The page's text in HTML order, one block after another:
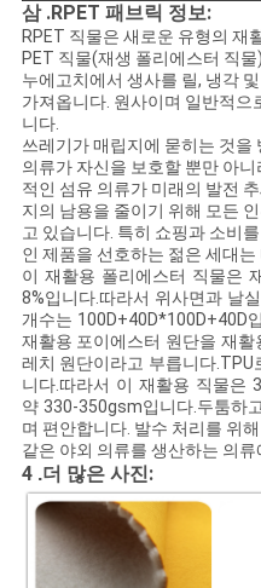
삼 .RPET 패브릭 정보:
RPET 직물은 새로운 유형의 재
PET 직물(재생 폴리에스터 직
누에고치에서 생사를 릴, 냉각
가져옵니다. 원사이며 일반적으
니다.
쓰레기가 매립지에 묻히는 것
의류가 자신을 보호할 뿐만 아
적인 섬유 의류가 미래의 발전
지의 남용을 줄이기 위해 모든
고 있습니다. 특히 쇼핑과 소비
인 제품을 선호하는 젊은 세대
이 재활용 폴리에스터 직물은
8%입니다.따라서 위사면과 날
개수는 100D+40D*100D+40D
재활용 포이에스터 원단을 재
레치 원단이라고 부릅니다
니다.따라서 이 재활용 직물은
약 330-350gsm입니다.두툼하
며 편안합니다. 발수 처리를 위
같은 야외 의류를 생산하는 의
4.더 많은 사진: